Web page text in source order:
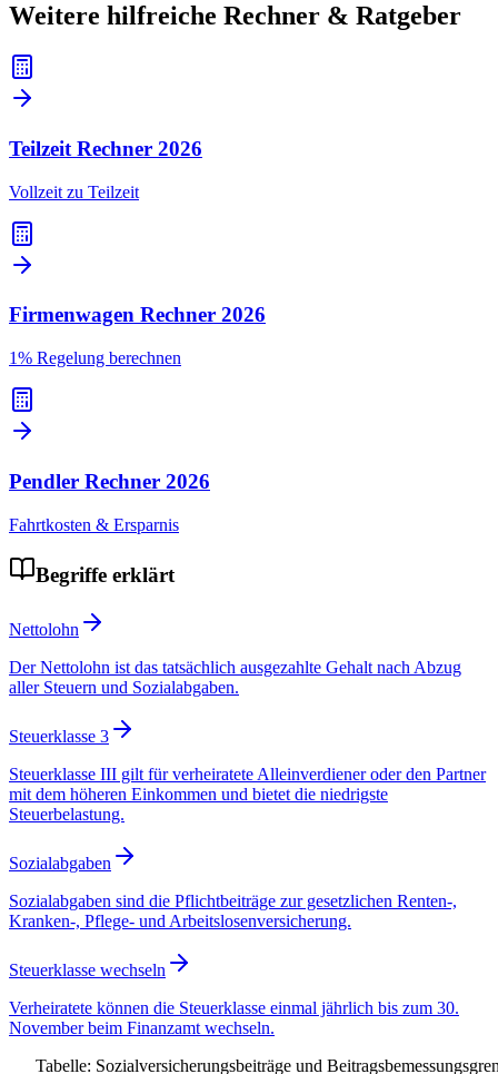
Weitere hilfreiche Rechner & Ratgeber
Teilzeit Rechner 2026
Vollzeit zu Teilzeit
Firmenwagen Rechner 2026
1% Regelung berechnen
Pendler Rechner 2026
Fahrtkosten & Ersparnis
Begriffe erklärt
Nettolohn
Der Nettolohn ist das tatsächlich ausgezahlte Gehalt nach Abzug
aller Steuern und Sozialabgaben.
Steuerklasse 3
Steuerklasse III gilt für verheiratete Alleinverdiener oder den Partner
mit dem höheren Einkommen und bietet die niedrigste
Steuerbelastung.
Sozialabgaben
Sozialabgaben sind die Pflichtbeiträge zur gesetzlichen Renten-,
Kranken-, Pflege- und Arbeitslosenversicherung.
Steuerklasse wechseln
Verheiratete können die Steuerklasse einmal jährlich bis zum 30.
November beim Finanzamt wechseln.
Tabelle: Sozialversicherungsbeiträge und